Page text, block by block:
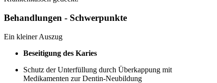
Behandlungen - Schwerpunkte
Ein kleiner Auszug
Beseitigung des Karies
Schutz der Unterfüllung durch Überkappung mit
Medikamenten zur Dentin-Neubildung